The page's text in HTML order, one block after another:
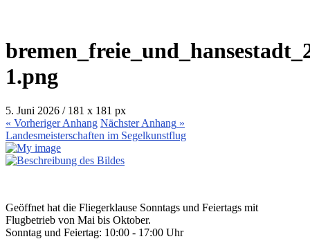
1.png
5. Juni 2026 / 181 x 181 px
« VorherigerAnhang NächsterAnhang »
Landesmeisterschaften im Segelkunstflug
Geöffnet hat die Fliegerklause Sonntags und Feiertags mit
Flugbetrieb von Mai bis Oktober.
Sonntag und Feiertag: 10:00 - 17:00 Uhr